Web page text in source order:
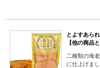
とよすあら
【他の商品
二種類の海
に仕上げまし